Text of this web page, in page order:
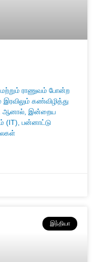
மற்றும் ராணுவம் போன்ற
கண்விழித்து
ஆனால், இன்றைய
(IT), பன்னாட்டு
இந்தியா